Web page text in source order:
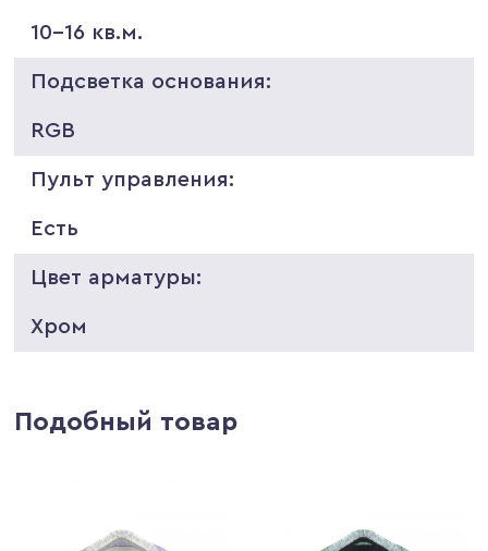
10-16 кв.м.
Подсветка основания:
RGB
Пульт управления:
Есть
Цвет арматуры:
Хром
Подобный товар